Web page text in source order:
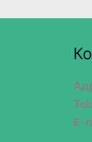
Tel:
E-